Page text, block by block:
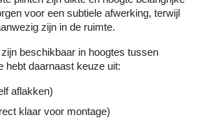
voor een subtiele afwerking, terwijl
zijn in de ruimte.
beschikbaar in hoogtes tussen
hebt daarnaast keuze uit:
aflakken)
klaar voor montage)